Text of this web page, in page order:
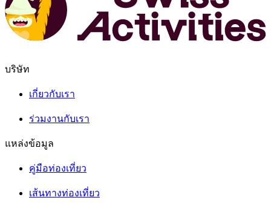
บริษัท
เกี่ยวกับเรา
ร่วมงานกับเรา
แหล่งข้อมูล
คู่มือท่องเที่ยว
เส้นทางท่องเที่ยว